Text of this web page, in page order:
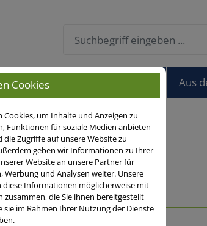
Öko Andere Aus
Cookies
Cookies, um Inhalte und Anzeigen zu
Funktionen für soziale Medien anbieten
Zugriffe auf unsere Website zu
geben wir Informationen zu Ihrer
Website an unsere Partner für
Werbung und Analysen weiter. Unsere
diese Informationen möglicherweise mit
zusammen, die Sie ihnen bereitgestellt
sie im Rahmen Ihrer Nutzung der Dienste